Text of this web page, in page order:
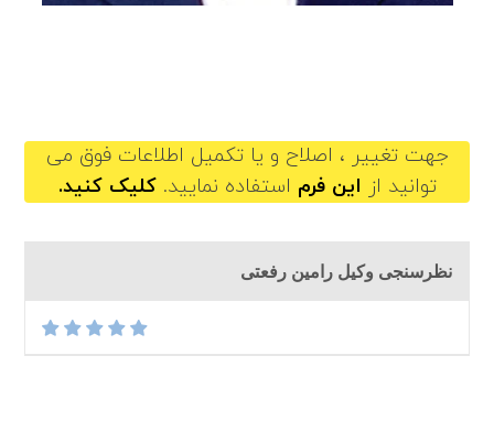
جهت تغییر ، اصلاح و یا تکمیل اطلاعات فوق می
توانید از این فرم استفاده نمایید. کلیک کنید.
نظرسنجی وکیل رامین رفعتی